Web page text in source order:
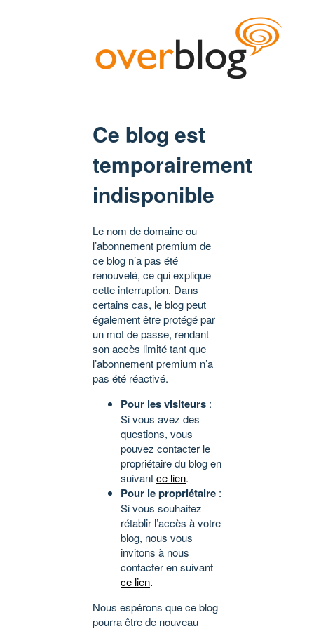
Ce blog est
temporairement
indisponible
Le nom de domaine ou
l’abonnement premium de
ce blog n’a pas été
renouvelé, ce qui explique
cette interruption. Dans
certains cas, le blog peut
également être protégé par
un mot de passe, rendant
son accès limité tant que
l’abonnement premium n’a
pas été réactivé.
Pour les visiteurs :
Si vous avez des
questions, vous
pouvez contacter le
propriétaire du blog en
suivantce lien.
Pour le propriétaire :
Si vous souhaitez
rétablir l’accès à votre
blog, nous vous
invitons à nous
contacter en suivant
ce lien.
Nous espérons que ce blog
pourra être de nouveau